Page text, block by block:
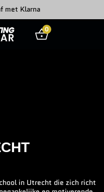
met Klarna
0
in Utrecht die zich richt